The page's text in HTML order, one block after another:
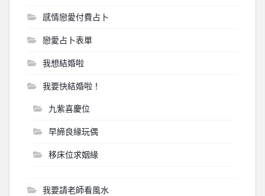
感情戀愛付費占卜
戀愛占卜表單
我想結婚啦
我要快結婚啦！
九紫喜慶位
早締良緣玩偶
移床位求姻緣
我要請老師看風水